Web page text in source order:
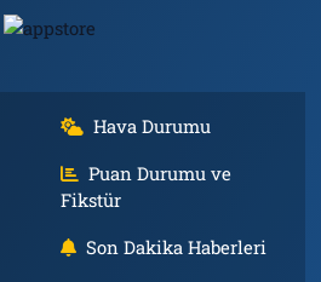
Hava Durumu
Puan Durumu ve
Fikstür
Son Dakika Haberleri